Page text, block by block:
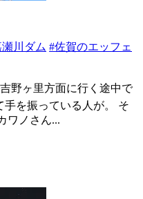
瀬川ダム #佐賀のエッフェ
野ヶ里方面に行く途中で
を振っている人が。 そ
ワノさん...